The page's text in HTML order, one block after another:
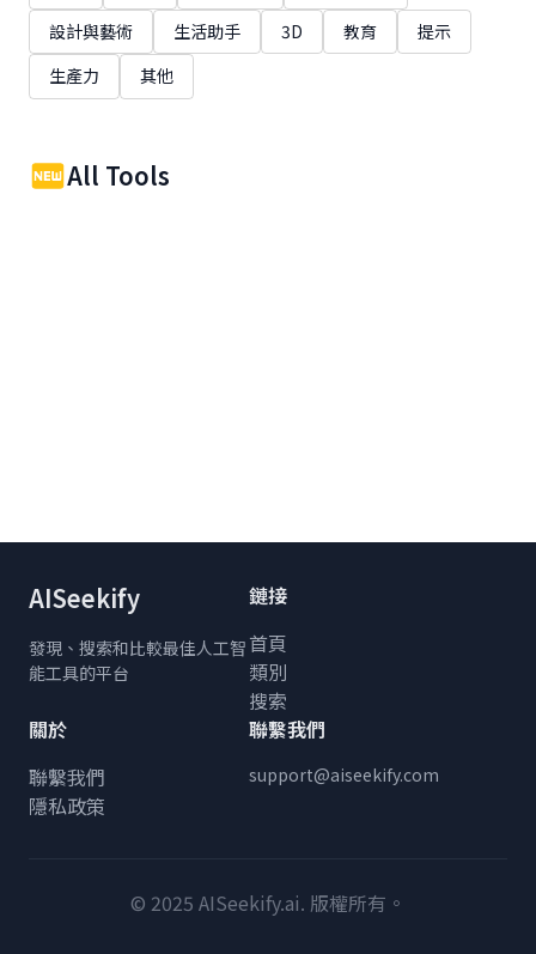
設計與藝術
生活助手 3D 教育
提示
生產力
其他
All Tools
AISeekify
發現、搜索和比較最佳人工智
能工具的平台
鏈接
首頁
類別
搜索
關於
聯繫我們
隱私政策
聯繫我們
support@aiseekify.com
© 2025 AISeekify.ai. 版權所有。